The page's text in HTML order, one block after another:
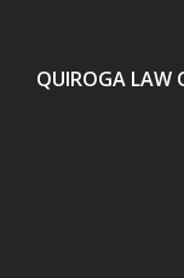
QUIROGA LAW